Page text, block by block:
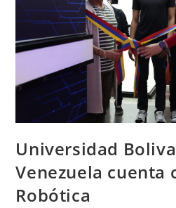
Universidad
Venezuela cuenta
Robótica